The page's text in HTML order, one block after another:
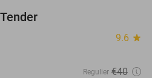
9.6 star
Regulier €40